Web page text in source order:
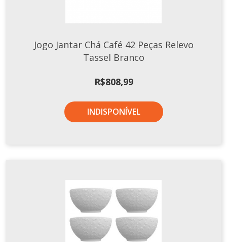
Jogo Jantar Chá Café 42 Peças Relevo
Tassel Branco
R$808,99
INDISPONÍVEL